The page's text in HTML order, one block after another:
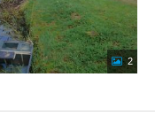
2